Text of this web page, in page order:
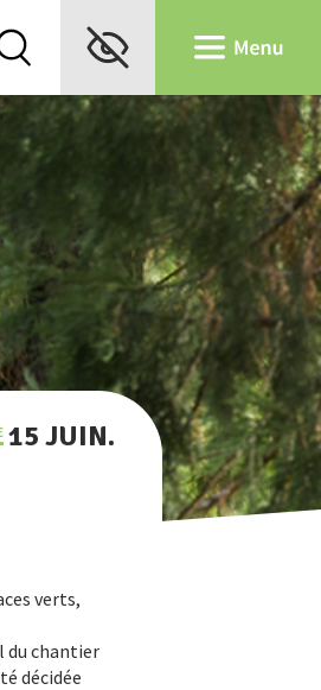
15 JUIN.
verts,
du chantier
décidée